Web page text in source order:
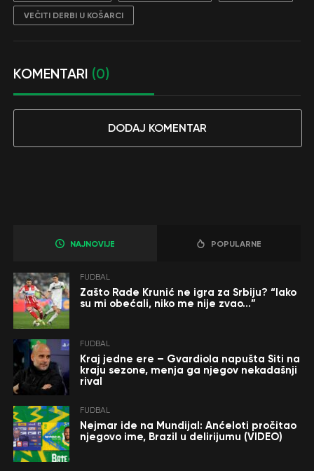
VEČITI DERBI U KOŠARCI
KOMENTARI (0)
DODAJ KOMENTAR
NAJNOVIJE POPULARNE
FUDBAL
Zašto Rade Krunić ne igra za Srbiju? “Iako
su mi obećali, niko me nije zvao…”
FUDBAL
Kraj jedne ere – Gvardiola napušta Siti na
kraju sezone, menja ga njegov nekadašnji
rival
FUDBAL
Nejmar ide na Mundijal: Anćeloti pročitao
njegovo ime, Brazil u delirijumu (VIDEO)